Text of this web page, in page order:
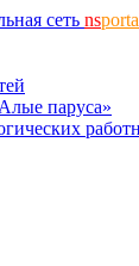
сеть ns
паруса»